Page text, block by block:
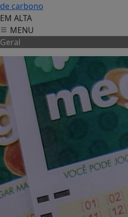
de carbono
EM ALTA
MENU
Geral